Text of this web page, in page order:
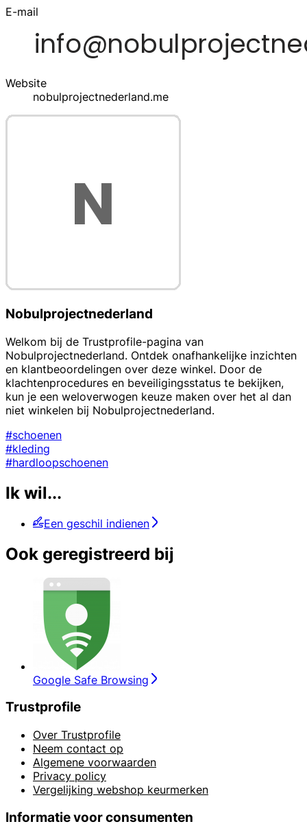
E-mail
Website
nobulprojectnederland.me
Nobulprojectnederland
Welkom bij de Trustprofile-pagina van
Nobulprojectnederland. Ontdek onafhankelijke inzichten
en klantbeoordelingen over deze winkel. Door de
klachtenprocedures en beveiligingsstatus te bekijken,
kun je een weloverwogen keuze maken over het al dan
niet winkelen bij Nobulprojectnederland.
#schoenen
#kleding
#hardloopschoenen
Ik wil...
Een geschil indienen
Ook geregistreerd bij
Google Safe Browsing
Trustprofile
Over Trustprofile
Neem contact op
Algemene voorwaarden
Privacy policy
Vergelijking webshop keurmerken
Informatie voor consumenten